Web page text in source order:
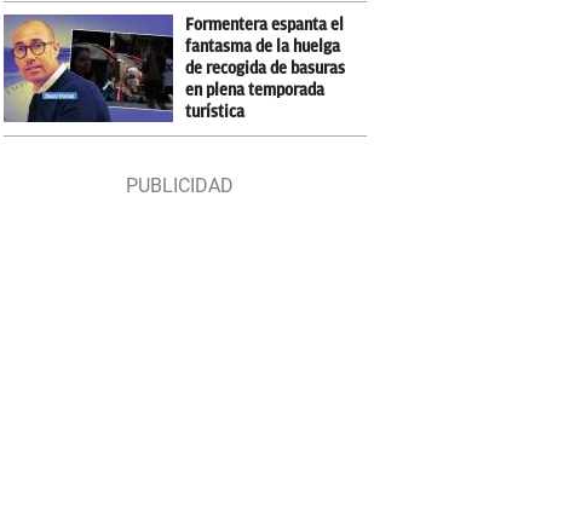
Formentera espanta el
fantasma de la huelga
de recogida de basuras
en plena temporada
turística